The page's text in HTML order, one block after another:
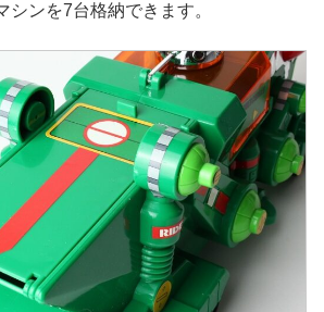
シンを7台格納できます。